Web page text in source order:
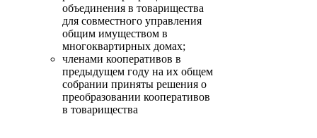
объединения в товарищества
для совместного управления
общим имуществом в
многоквартирных домах;
членами кооперативов в
предыдущем году на их общем
собрании приняты решения о
преобразовании кооперативов
в товарищества